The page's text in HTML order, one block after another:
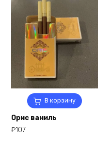
В корзину
Орис ваниль
₽107